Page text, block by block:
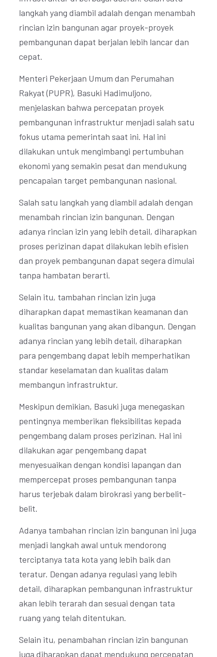
langkah yang diambil adalah dengan menambah
rincian izin bangunan agar proyek-proyek
pembangunan dapat berjalan lebih lancar dan
cepat.
Menteri Pekerjaan Umum dan Perumahan
Rakyat (PUPR), Basuki Hadimuljono,
menjelaskan bahwa percepatan proyek
pembangunan infrastruktur menjadi salah satu
fokus utama pemerintah saat ini. Hal ini
dilakukan untuk mengimbangi pertumbuhan
ekonomi yang semakin pesat dan mendukung
pencapaian target pembangunan nasional.
Salah satu langkah yang diambil adalah dengan
menambah rincian izin bangunan. Dengan
adanya rincian izin yang lebih detail, diharapkan
proses perizinan dapat dilakukan lebih efisien
dan proyek pembangunan dapat segera dimulai
tanpa hambatan berarti.
Selain itu, tambahan rincian izin juga
diharapkan dapat memastikan keamanan dan
kualitas bangunan yang akan dibangun. Dengan
adanya rincian yang lebih detail, diharapkan
para pengembang dapat lebih memperhatikan
standar keselamatan dan kualitas dalam
membangun infrastruktur.
Meskipun demikian, Basuki juga menegaskan
pentingnya memberikan fleksibilitas kepada
pengembang dalam proses perizinan. Hal ini
dilakukan agar pengembang dapat
menyesuaikan dengan kondisi lapangan dan
mempercepat proses pembangunan tanpa
harus terjebak dalam birokrasi yang berbelit-
belit.
Adanya tambahan rincian izin bangunan ini juga
menjadi langkah awal untuk mendorong
terciptanya tata kota yang lebih baik dan
teratur. Dengan adanya regulasi yang lebih
detail, diharapkan pembangunan infrastruktur
akan lebih terarah dan sesuai dengan tata
ruang yang telah ditentukan.
Selain itu, penambahan rincian izin bangunan
juga diharapkan dapat mendukung percepatan